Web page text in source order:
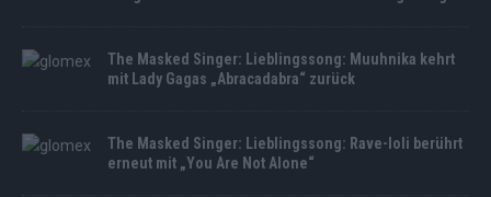
The Masked Singer: Lieblingssong: Muuhnika kehrt
mit Lady Gagas „Abracadabra“ zurück
The Masked Singer: Lieblingssong: Rave-Ioli berührt
erneut mit „You Are Not Alone“